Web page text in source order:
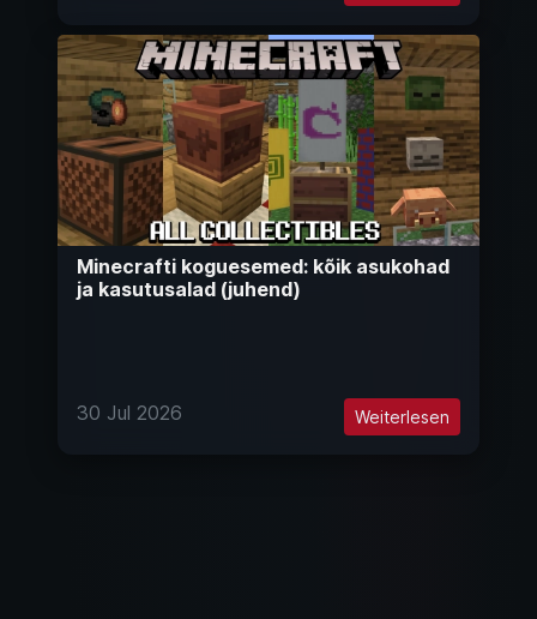
Minecrafti koguesemed: kõik asukohad
ja kasutusalad (juhend)
30 Jul 2026 Weiterlesen